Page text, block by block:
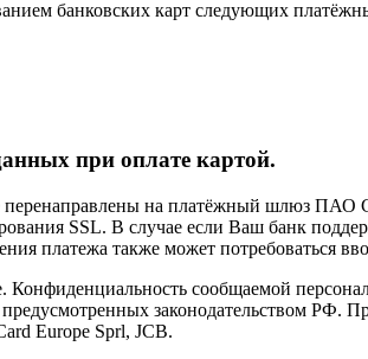
банковских карт следующих
при оплате картой.
перенаправлены на платёжный шлюз
SSL. В случае если Ваш банк
платежа также может потребоваться
Конфиденциальность сообщаемой
законодательством РФ.
Europe Sprl, JCB.